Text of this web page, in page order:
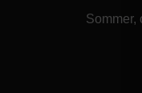
Sommer,